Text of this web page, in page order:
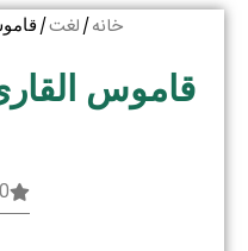
خانه/ لغت/
قاموس